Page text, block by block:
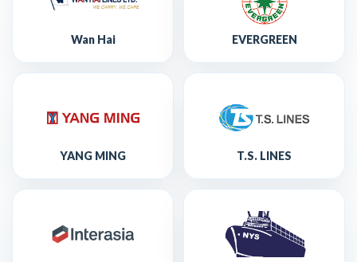
Wan Hai EVERGREEN
YANG MING T.S. LINES